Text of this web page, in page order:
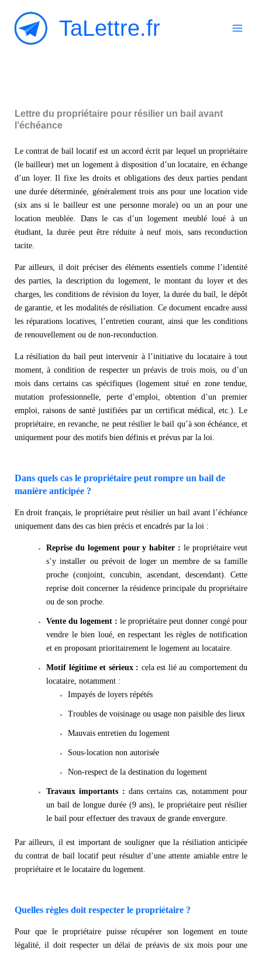
contenu
TaLettre.fr
Lettre du propriétaire pour résilier un bail avant
l’échéance
Le contrat de bail locatif est un accord écrit par lequel un propriétaire
(le bailleur) met un logement à disposition d’un locataire, en échange
d’un loyer. Il fixe les droits et obligations des deux parties pendant
une durée déterminée, généralement trois ans pour une location vide
(six ans si le bailleur est une personne morale) ou un an pour une
location meublée. Dans le cas d’un logement meublé loué à un
étudiant, la durée peut être réduite à neuf mois, sans reconduction
tacite.
Par ailleurs, il doit préciser des éléments essentiels comme l’identité
des parties, la description du logement, le montant du loyer et des
charges, les conditions de révision du loyer, la durée du bail, le dépôt
de garantie, et les modalités de résiliation. Ce document encadre aussi
les réparations locatives, l’entretien courant, ainsi que les conditions
de renouvellement ou de non-reconduction.
La résiliation du bail peut intervenir à l’initiative du locataire à tout
moment, à condition de respecter un préavis de trois mois, ou d’un
mois dans certains cas spécifiques (logement situé en zone tendue,
mutation professionnelle, perte d’emploi, obtention d’un premier
emploi, raisons de santé justifiées par un certificat médical, etc.). Le
propriétaire, en revanche, ne peut résilier le bail qu’à son échéance, et
uniquement pour des motifs bien définis et prévus par la loi.
Dans quels cas le propriétaire peut rompre un bail de
manière anticipée ?
En droit français, le propriétaire peut résilier un bail avant l’échéance
uniquement dans des cas bien précis et encadrés par la loi :
Reprise du logement pour y habiter : le propriétaire veut
s’y installer ou prévoit de loger un membre de sa famille
proche (conjoint, concubin, ascendant, descendant). Cette
reprise doit concerner la résidence principale du propriétaire
ou de son proche.
Vente du logement : le propriétaire peut donner congé pour
vendre le bien loué, en respectant les règles de notification
et en proposant prioritairement le logement au locataire.
Motif légitime et sérieux : cela est lié au comportement du
locataire, notamment :
Impayés de loyers répétés
Troubles de voisinage ou usage non paisible des lieux
Mauvais entretien du logement
Sous-location non autorisée
Non-respect de la destination du logement
Travaux importants : dans certains cas, notamment pour
un bail de longue durée (9 ans), le propriétaire peut résilier
le bail pour effectuer des travaux de grande envergure.
Par ailleurs, il est important de souligner que la résiliation anticipée
du contrat de bail locatif peut résulter d’une attente amiable entre le
propriétaire et le locataire du logement.
Quelles règles doit respecter le propriétaire ?
Pour que le propriétaire puisse récupérer son logement en toute
légalité, il doit respecter un délai de préavis de six mois pour une